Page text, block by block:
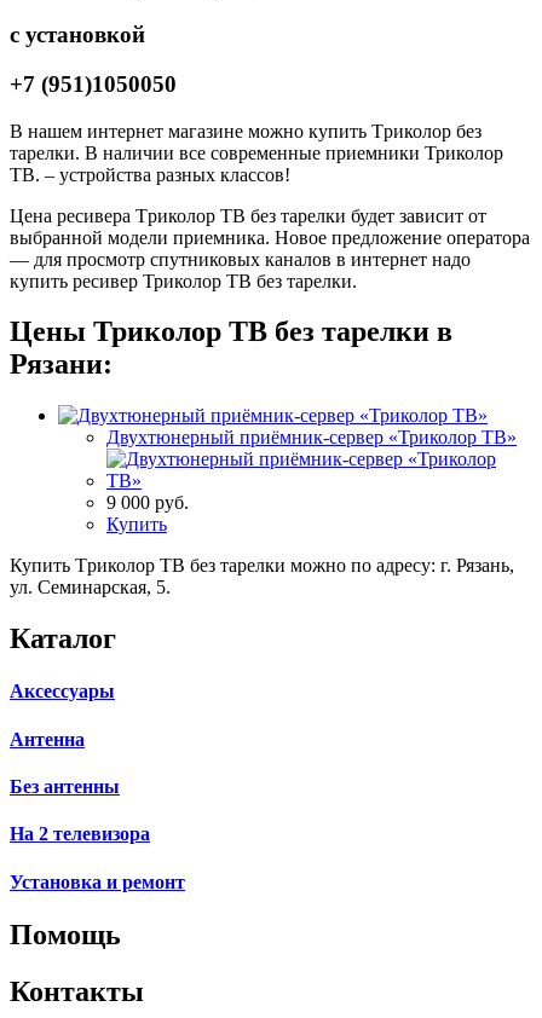
с установкой
+7 (951)1050050
В нашем интернет магазине можно купить Триколор без
тарелки. В наличии все современные приемники Триколор
ТВ. – устройства разных классов!
Цена ресивера Триколор ТВ без тарелки будет зависит от
выбранной модели приемника. Новое предложение оператора
— для просмотр спутниковых каналов в интернет надо
купить ресивер Триколор ТВ без тарелки.
Цены Триколор ТВ без тарелки в
Рязани:
Двухтюнерный приёмник-сервер «Триколор ТВ»
9 000 руб.
Купить
Купить Триколор ТВ без тарелки можно по адресу: г. Рязань,
ул. Семинарская, 5.
Каталог
Аксессуары
Антенна
Без антенны
На 2 телевизора
Установка и ремонт
Помощь
Контакты